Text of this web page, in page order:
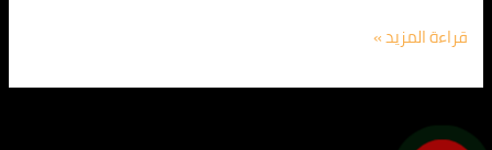
قراءة المزيد »